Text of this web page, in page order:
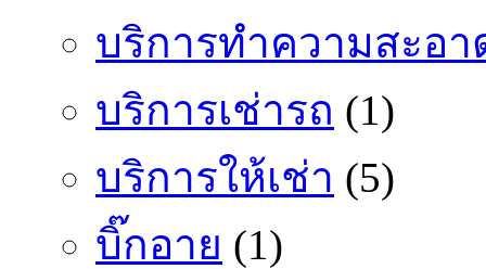
บริการทำความสะอา
บริการเช่ารถ (1)
บริการให้เช่า (5)
บิ๊กอาย (1)